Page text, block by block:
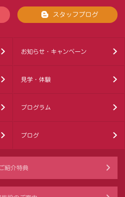
スタッフブログ
お知らせ・キャンペーン
見学・体験
プログラム
ブログ
紹介特典